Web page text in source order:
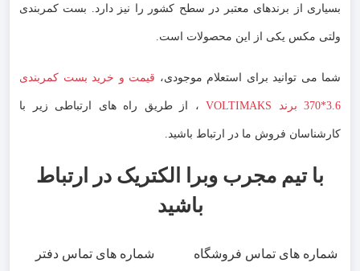
بسیاری از برندهای معتبر در سطح کشور را نیز دارد. بست کمربندی
ولتی مکس یکی از این محصولات است.
شما می توانید برای استعلام موجودی، قیمت و خرید بست کمربندی
3.6*370 برند VOLTIMAKS ، از طریق راه های ارتباطی زیر با
کارشناسان فروش ما در ارتباط باشید.
با تیم مجرب وبرا الکتریک در ارتباط
باشید
شماره های تماس فروشگاه شماره های تماس دفتر